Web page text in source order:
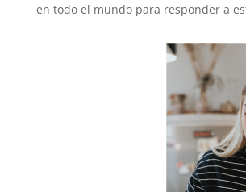
en todo el mundo para responder a